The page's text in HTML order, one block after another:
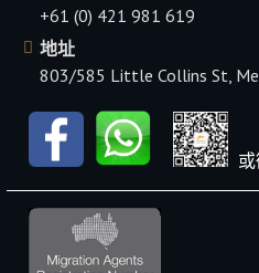
+61 (0) 421 981 619
地址
803/585 Little Collins St,